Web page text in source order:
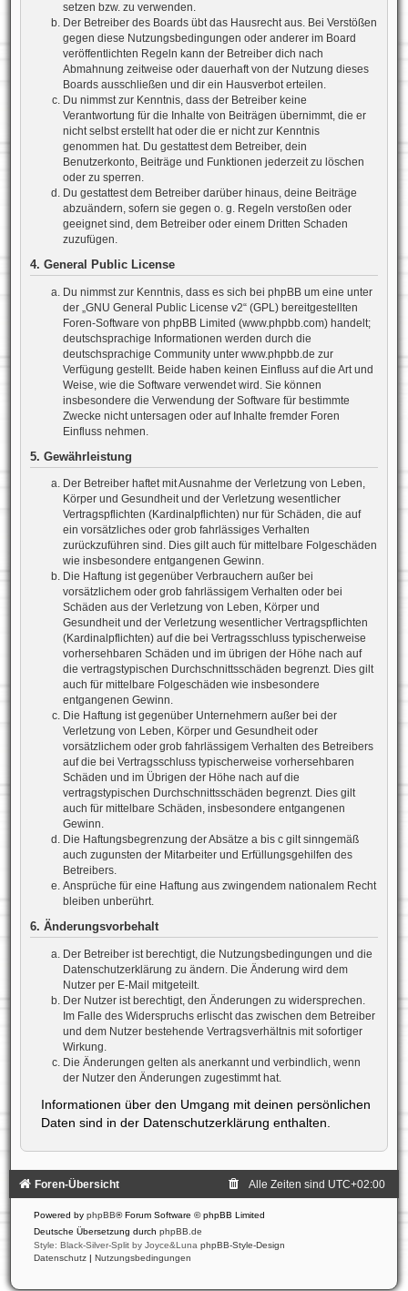
setzen bzw. zu verwenden.
Der Betreiber des Boards übt das Hausrecht aus. Bei Verstößen
gegen diese Nutzungsbedingungen oder anderer im Board
veröffentlichten Regeln kann der Betreiber dich nach
Abmahnung zeitweise oder dauerhaft von der Nutzung dieses
Boards ausschließen und dir ein Hausverbot erteilen.
Du nimmst zur Kenntnis, dass der Betreiber keine
Verantwortung für die Inhalte von Beiträgen übernimmt, die er
nicht selbst erstellt hat oder die er nicht zur Kenntnis
genommen hat. Du gestattest dem Betreiber, dein
Benutzerkonto, Beiträge und Funktionen jederzeit zu löschen
oder zu sperren.
Du gestattest dem Betreiber darüber hinaus, deine Beiträge
abzuändern, sofern sie gegen o. g. Regeln verstoßen oder
geeignet sind, dem Betreiber oder einem Dritten Schaden
zuzufügen.
4. General Public License
Du nimmst zur Kenntnis, dass es sich bei phpBB um eine unter
der „GNU General Public License v2“ (GPL) bereitgestellten
Foren-Software von phpBB Limited (www.phpbb.com) handelt;
deutschsprachige Informationen werden durch die
deutschsprachige Community unter www.phpbb.de zur
Verfügung gestellt. Beide haben keinen Einfluss auf die Art und
Weise, wie die Software verwendet wird. Sie können
insbesondere die Verwendung der Software für bestimmte
Zwecke nicht untersagen oder auf Inhalte fremder Foren
Einfluss nehmen.
5. Gewährleistung
Der Betreiber haftet mit Ausnahme der Verletzung von Leben,
Körper und Gesundheit und der Verletzung wesentlicher
Vertragspflichten (Kardinalpflichten) nur für Schäden, die auf
ein vorsätzliches oder grob fahrlässiges Verhalten
zurückzuführen sind. Dies gilt auch für mittelbare Folgeschäden
wie insbesondere entgangenen Gewinn.
Die Haftung ist gegenüber Verbrauchern außer bei
vorsätzlichem oder grob fahrlässigem Verhalten oder bei
Schäden aus der Verletzung von Leben, Körper und
Gesundheit und der Verletzung wesentlicher Vertragspflichten
(Kardinalpflichten) auf die bei Vertragsschluss typischerweise
vorhersehbaren Schäden und im übrigen der Höhe nach auf
die vertragstypischen Durchschnittsschäden begrenzt. Dies gilt
auch für mittelbare Folgeschäden wie insbesondere
entgangenen Gewinn.
Die Haftung ist gegenüber Unternehmern außer bei der
Verletzung von Leben, Körper und Gesundheit oder
vorsätzlichem oder grob fahrlässigem Verhalten des Betreibers
auf die bei Vertragsschluss typischerweise vorhersehbaren
Schäden und im Übrigen der Höhe nach auf die
vertragstypischen Durchschnittsschäden begrenzt. Dies gilt
auch für mittelbare Schäden, insbesondere entgangenen
Gewinn.
Die Haftungsbegrenzung der Absätze a bis c gilt sinngemäß
auch zugunsten der Mitarbeiter und Erfüllungsgehilfen des
Betreibers.
Ansprüche für eine Haftung aus zwingendem nationalem Recht
bleiben unberührt.
6. Änderungsvorbehalt
Der Betreiber ist berechtigt, die Nutzungsbedingungen und die
Datenschutzerklärung zu ändern. Die Änderung wird dem
Nutzer per E-Mail mitgeteilt.
Der Nutzer ist berechtigt, den Änderungen zu widersprechen.
Im Falle des Widerspruchs erlischt das zwischen dem Betreiber
und dem Nutzer bestehende Vertragsverhältnis mit sofortiger
Wirkung.
Die Änderungen gelten als anerkannt und verbindlich, wenn
der Nutzer den Änderungen zugestimmt hat.
Informationen über den Umgang mit deinen persönlichen
Daten sind in der Datenschutzerklärung enthalten.
Foren-Übersicht Alle Zeiten sind UTC+02:00
Powered by phpBB® Forum Software © phpBB Limited
Deutsche Übersetzung durch phpBB.de
Style: Black-Silver-Split by Joyce&Luna phpBB-Style-Design
Datenschutz | Nutzungsbedingungen